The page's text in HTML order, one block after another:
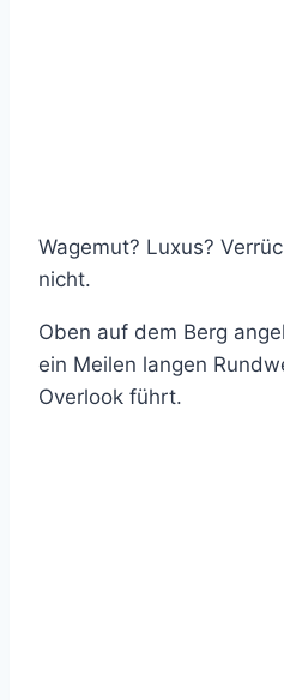
Wagemut? Luxus?
nicht.
Oben auf dem Berg
ein Meilen langen
Overlook führt.